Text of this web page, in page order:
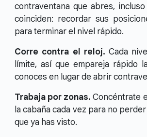
contraventana que abres,
coinciden: recordar sus
para terminar el nivel rápido.
Corre contra el reloj. Cada
límite, así que empareja rápido
conoces en lugar de abrir
Trabaja por zonas. Concéntrate
la cabaña cada vez para no
que ya has visto.